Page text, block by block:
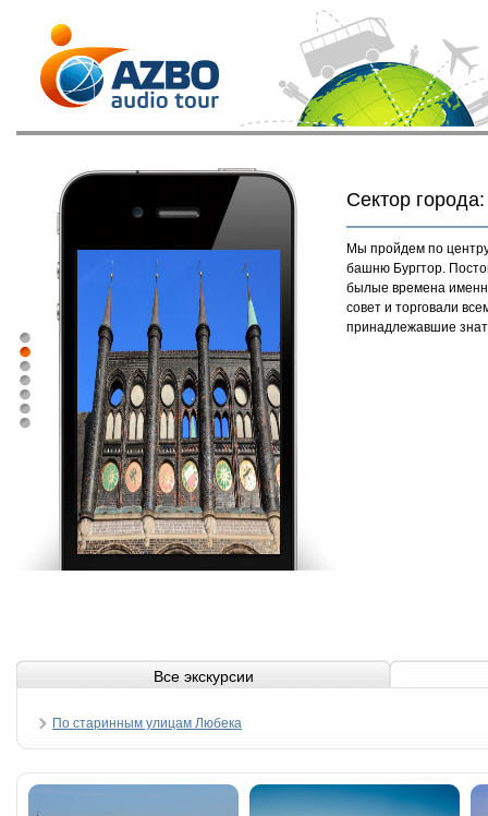
Сектор
Мы пройдем по
башню Бургтор.
былые времена
совет и торговали
принадлежавшие
Все экскурсии
По старинным улицам Любека